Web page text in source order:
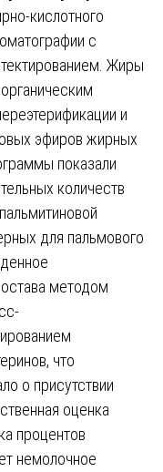
кислотного
с
Жиры
и
эфиров жирных
показали
количеств
для пальмового
методом
что
о присутствии
оценка
процентов
немолочное